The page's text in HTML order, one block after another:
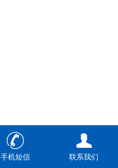
手机短信 联系我们